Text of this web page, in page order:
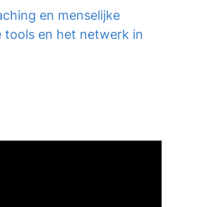
en menselijke
tools en het netwerk in